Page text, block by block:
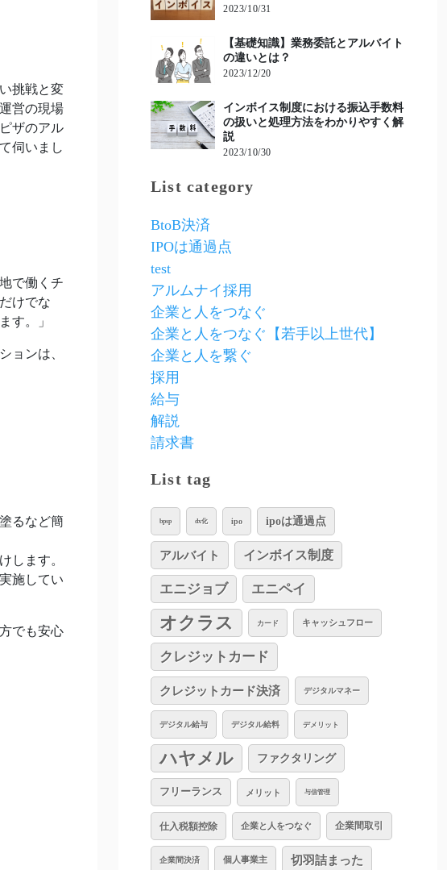
挑戦と変
営の現場
ザのアル
伺いまし
で働くチ
けでな
す。」
ョンは、
るなど簡
します。
施してい
でも安心
2023/10/31
【基礎知識】業務委託とアルバイト
の違いとは？
2023/12/20
インボイス制度における振込手数料
の扱いと処理方法をわかりやすく解
説
2023/10/30
List category
BtoB決済
IPOは通過点
test
アルムナイ採用
企業と人をつなぐ
企業と人をつなぐ【若手以上世代】
企業と人を繋ぐ
採用
給与
解説
請求書
List tag
bpsp dx化 ipo ipoは通過点
アルバイト インボイス制度
エニジョブ エニペイ
オクラス カード キャッシュフロー
クレジットカード
クレジットカード決済 デジタルマネー
デジタル給与 デジタル給料 デメリット
ハヤメル ファクタリング
フリーランス メリット 与信管理
仕入税額控除 企業と人をつなぐ 企業間取引
企業間決済 個人事業主 切羽詰まった